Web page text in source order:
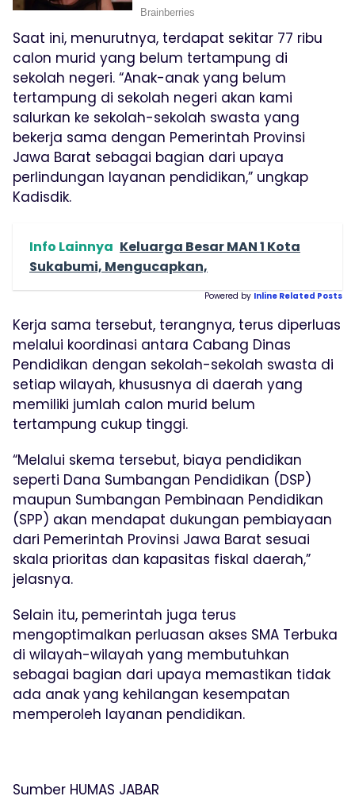
Saat ini, menurutnya, terdapat sekitar 77 ribu
calon murid yang belum tertampung di
sekolah negeri. “Anak-anak yang belum
tertampung di sekolah negeri akan kami
salurkan ke sekolah-sekolah swasta yang
bekerja sama dengan Pemerintah Provinsi
Jawa Barat sebagai bagian dari upaya
perlindungan layanan pendidikan,” ungkap
Kadisdik.
Info Lainnya Keluarga Besar MAN 1 Kota
Sukabumi, Mengucapkan,
Powered by Inline Related Posts
Kerja sama tersebut, terangnya, terus diperluas
melalui koordinasi antara Cabang Dinas
Pendidikan dengan sekolah-sekolah swasta di
setiap wilayah, khususnya di daerah yang
memiliki jumlah calon murid belum
tertampung cukup tinggi.
“Melalui skema tersebut, biaya pendidikan
seperti Dana Sumbangan Pendidikan (DSP)
maupun Sumbangan Pembinaan Pendidikan
(SPP) akan mendapat dukungan pembiayaan
dari Pemerintah Provinsi Jawa Barat sesuai
skala prioritas dan kapasitas fiskal daerah,”
jelasnya.
Selain itu, pemerintah juga terus
mengoptimalkan perluasan akses SMA Terbuka
di wilayah-wilayah yang membutuhkan
sebagai bagian dari upaya memastikan tidak
ada anak yang kehilangan kesempatan
memperoleh layanan pendidikan.
Sumber HUMAS JABAR